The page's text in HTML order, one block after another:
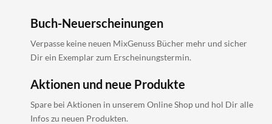
Buch-Neuerscheinungen
Verpasse keine neuen MixGenuss Bücher mehr und sicher
Dir ein Exemplar zum Erscheinungstermin.
Aktionen und neue Produkte
Spare bei Aktionen in unserem Online Shop und hol Dir alle
Infos zu neuen Produkten.